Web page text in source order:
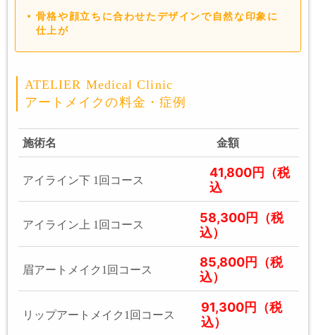
骨格や顔立ちに合わせたデザインで自然な印象に
仕上が
ATELIER Medical Clinic
アートメイクの料金・症例
施術名 金額
アイライン下 1回コース
41,800円（税
込
アイライン上 1回コース
58,300円（税
込）
眉アートメイク1回コース
85,800円（税
込）
リップアートメイク1回コース
91,300円（税
込）